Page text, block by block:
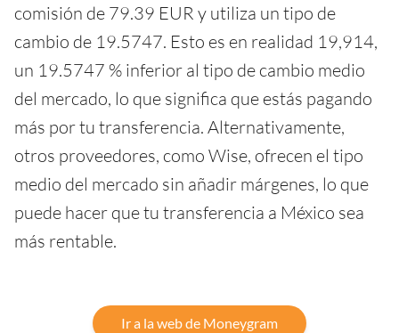
comisión de 79.39 EUR y utiliza un tipo de
cambio de 19.5747. Esto es en realidad 19,914,
un 19.5747 % inferior al tipo de cambio medio
del mercado, lo que significa que estás pagando
más por tu transferencia. Alternativamente,
otros proveedores, como Wise, ofrecen el tipo
medio del mercado sin añadir márgenes, lo que
puede hacer que tu transferencia a México sea
más rentable.
Ir a la web de Moneygram